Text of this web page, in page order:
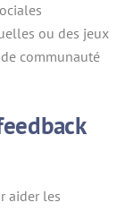
ou des jeux
communauté
aider les